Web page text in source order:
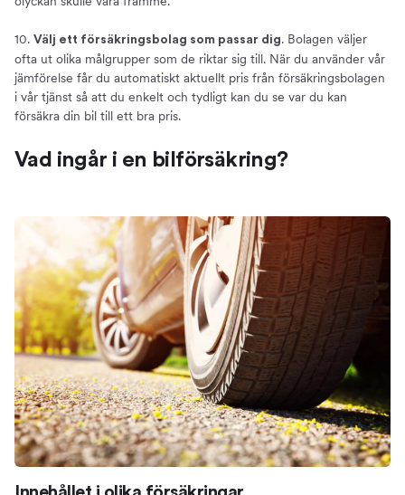
10. Välj ett försäkringsbolag som passar dig. Bolagen väljer
ofta ut olika målgrupper som de riktar sig till. När du använder vår
jämförelse får du automatiskt aktuellt pris från försäkringsbolagen
i vår tjänst så att du enkelt och tydligt kan du se var du kan
försäkra din bil till ett bra pris.
Vad ingår i en bilförsäkring?